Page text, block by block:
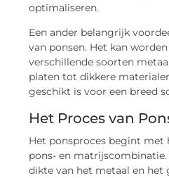
optimaliseren.
Een ander belangrijk
van ponsen. Het kan
verschillende soorten
platen tot dikkere
geschikt is voor een breed
Het Proces van
Het ponsproces begint met
pons- en
dikte van het metaal en het